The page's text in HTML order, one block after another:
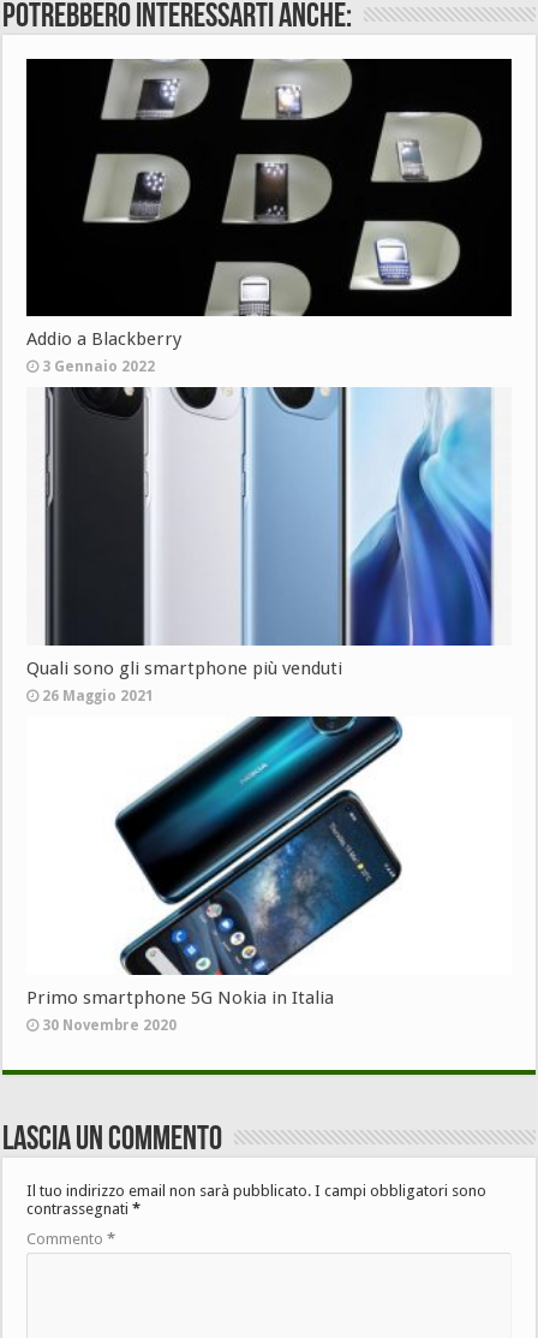
Potrebbero interessarti anche:
Addio a Blackberry
3 Gennaio 2022
Quali sono gli smartphone più venduti
26 Maggio 2021
Primo smartphone 5G Nokia in Italia
30 Novembre 2020
Lascia un commento
Il tuo indirizzo email non sarà pubblicato. I campi obbligatori sono
contrassegnati*
Commento*